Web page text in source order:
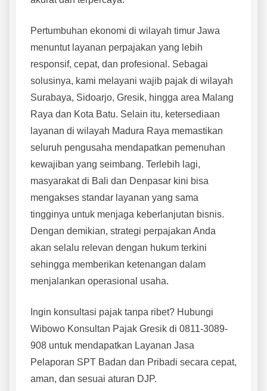
Pertumbuhan ekonomi di wilayah timur Jawa
menuntut layanan perpajakan yang lebih
responsif, cepat, dan profesional. Sebagai
solusinya, kami melayani wajib pajak di wilayah
Surabaya, Sidoarjo, Gresik, hingga area Malang
Raya dan Kota Batu. Selain itu, ketersediaan
layanan di wilayah Madura Raya memastikan
seluruh pengusaha mendapatkan pemenuhan
kewajiban yang seimbang. Terlebih lagi,
masyarakat di Bali dan Denpasar kini bisa
mengakses standar layanan yang sama
tingginya untuk menjaga keberlanjutan bisnis.
Dengan demikian, strategi perpajakan Anda
akan selalu relevan dengan hukum terkini
sehingga memberikan ketenangan dalam
menjalankan operasional usaha.
Ingin konsultasi pajak tanpa ribet? Hubungi
Wibowo Konsultan Pajak Gresik di 0811-3089-
908 untuk mendapatkan Layanan Jasa
Pelaporan SPT Badan dan Pribadi secara cepat,
aman, dan sesuai aturan DJP.